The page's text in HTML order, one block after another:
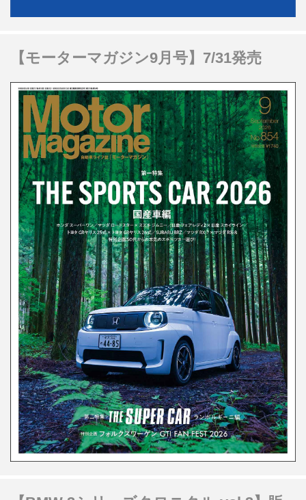
【モーターマガジン9月号】7/31発売